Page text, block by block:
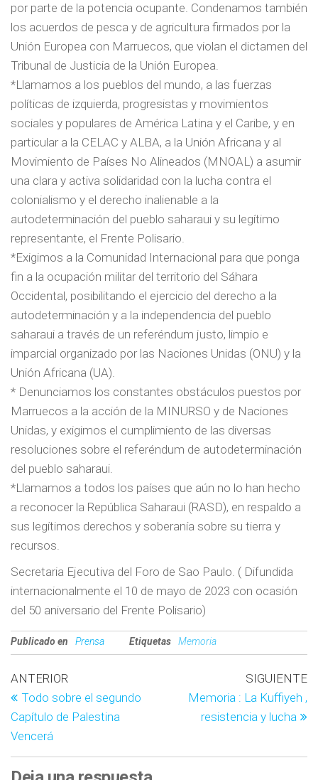
por parte de la potencia ocupante. Condenamos también
los acuerdos de pesca y de agricultura firmados por la
Unión Europea con Marruecos, que violan el dictamen del
Tribunal de Justicia de la Unión Europea.
*Llamamos a los pueblos del mundo, a las fuerzas
políticas de izquierda, progresistas y movimientos
sociales y populares de América Latina y el Caribe, y en
particular a la CELAC y ALBA, a la Unión Africana y al
Movimiento de Países No Alineados (MNOAL) a asumir
una clara y activa solidaridad con la lucha contra el
colonialismo y el derecho inalienable a la
autodeterminación del pueblo saharaui y su legítimo
representante, el Frente Polisario.
*Exigimos a la Comunidad Internacional para que ponga
fin a la ocupación militar del territorio del Sáhara
Occidental, posibilitando el ejercicio del derecho a la
autodeterminación y a la independencia del pueblo
saharaui a través de un referéndum justo, limpio e
imparcial organizado por las Naciones Unidas (ONU) y la
Unión Africana (UA).
* Denunciamos los constantes obstáculos puestos por
Marruecos a la acción de la MINURSO y de Naciones
Unidas, y exigimos el cumplimiento de las diversas
resoluciones sobre el referéndum de autodeterminación
del pueblo saharaui.
*Llamamos a todos los países que aún no lo han hecho
a reconocer la República Saharaui (RASD), en respaldo a
sus legítimos derechos y soberanía sobre su tierra y
recursos.
Secretaria Ejecutiva del Foro de Sao Paulo. ( Difundida
internacionalmente el 10 de mayo de 2023 con ocasión
del 50 aniversario del Frente Polisario)
Publicado en Prensa Etiquetas Memoria
ANTERIOR
Todo sobre el segundo
Capítulo de Palestina
Vencerá
SIGUIENTE
Memoria : La Kuffiyeh ,
resistencia y lucha